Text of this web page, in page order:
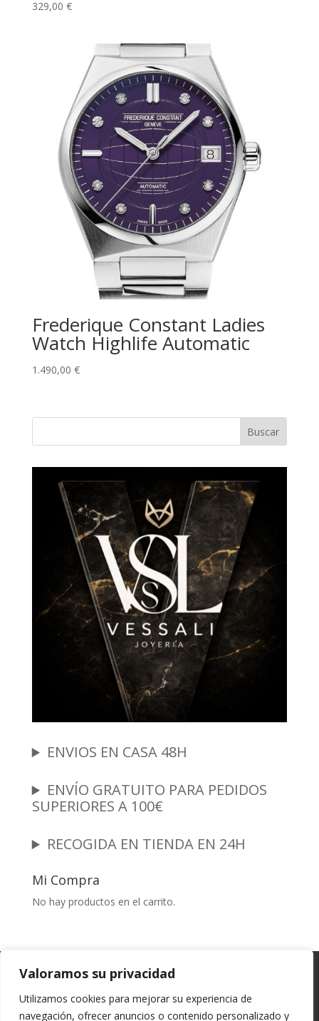
Valoramos su privacidad
Utilizamos cookies para mejorar su experiencia de
navegación, ofrecer anuncios o contenido personalizado y
329,00 €
Frederique Constant Ladies
Watch Highlife Automatic
1.490,00 €
Buscar
ENVIOS EN CASA 48H
ENVÍO GRATUITO PARA PEDIDOS
SUPERIORES A 100€
RECOGIDA EN TIENDA EN 24H
Mi Compra
No hay productos en el carrito.
Garantia y Autenticidad
Política de Privacidad
Políticas de Cookies